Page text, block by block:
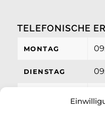
TELEFONISCHE
MONTAG
DIENSTAG